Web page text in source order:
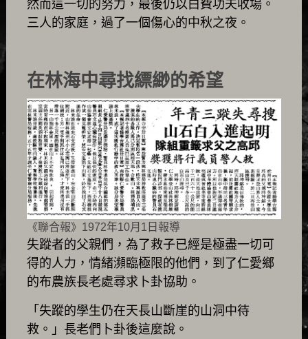
然而這一切的努力，最後仍以白費功夫收場。
三人的家庭，過了一個傷心的中秋之夜。
在林海中尋找縹緲的希望
《聯合報》1972年10月1日報導
失蹤者的父親們，為了救子已經是極盡一切可
得的人力，情緒瀕臨極限的他們，到了仁愛鄉
的布農族長老處尋求卜卦協助。
「失蹤的學生仍在天長山斷崖的山洞中待
救。」長老們卜卦後這麼說。